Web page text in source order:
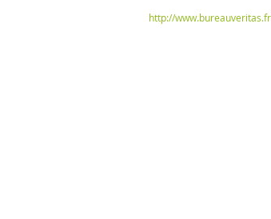
http://www.bureauveritas.fr